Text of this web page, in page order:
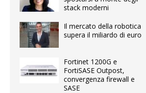
stack moderni
Il mercato della robotica
supera il miliardo di euro
Fortinet 1200G e
FortiSASE Outpost,
convergenza firewall e
SASE